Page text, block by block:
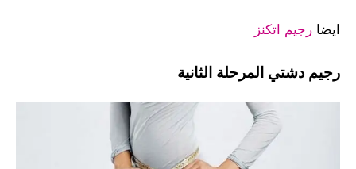
ايضا رجيم اتكنز
رجيم دشتي المرحلة الثانية